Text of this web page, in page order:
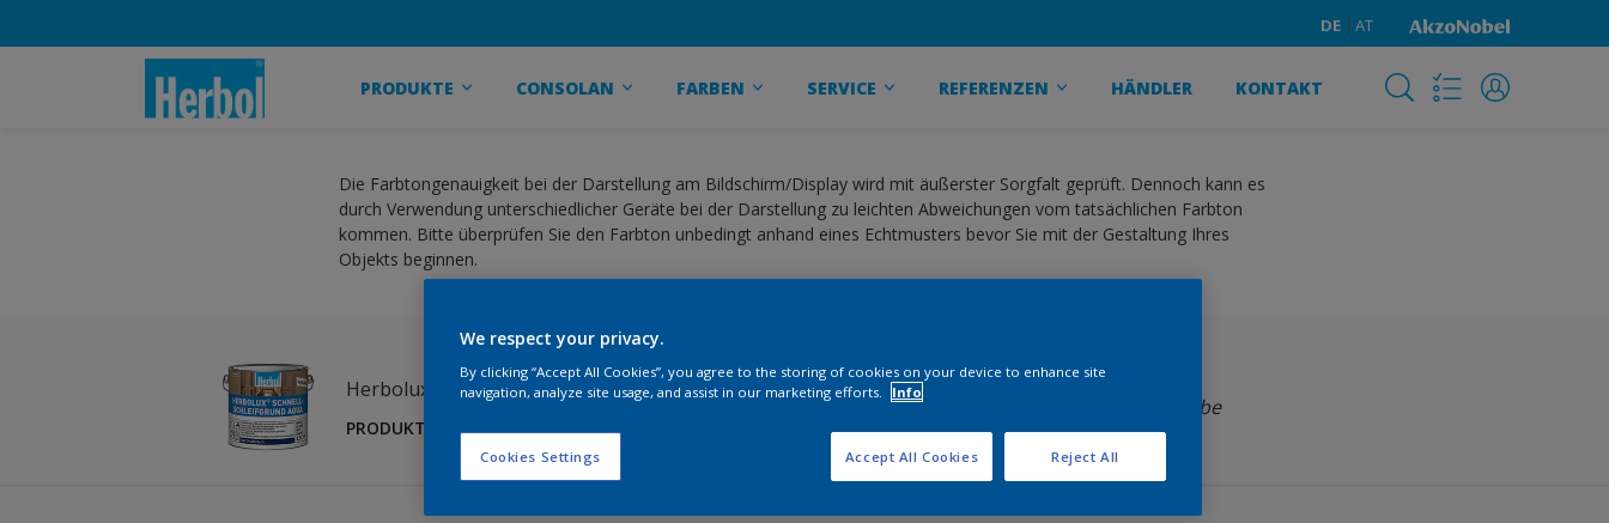
DE AT
PRODUKTE CONSOLAN FARBEN SERVICE REFERENZEN HÄNDLER KONTAKT
Die Farbtongenauigkeit bei der Darstellung am Bildschirm/Display wird mit äußerster Sorgfalt geprüft. Dennoch kann es
durch Verwendung unterschiedlicher Geräte bei der Darstellung zu leichten Abweichungen vom tatsächlichen Farbton
kommen. Bitte überprüfen Sie den Farbton unbedingt anhand eines Echtmusters bevor Sie mit der Gestaltung Ihres
Objekts beginnen.
Herbolux Schnellschleifgrund Aqua
PRODUKT ÄNDERN
Wähle eine Farbe
We respect your privacy.
By clicking “Accept All Cookies”, you agree to the storing of cookies on your device to enhance site
navigation, analyze site usage, and assist in our marketing efforts.
Info
Cookies Settings Reject All
Accept All Cookies